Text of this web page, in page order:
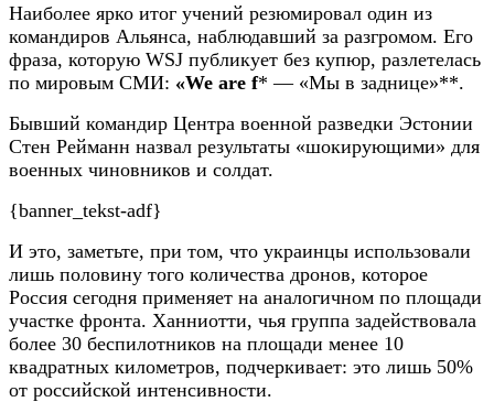
Наиболее ярко итог учений резюмировал один из
командиров Альянса, наблюдавший за разгромом. Его
фраза, которую WSJ публикует без купюр, разлетелась
по мировым СМИ: «We are f* — «Мы в заднице»**.
Бывший командир Центра военной разведки Эстонии
Стен Рейманн назвал результаты «шокирующими» для
военных чиновников и солдат.
{banner_tekst-adf}
И это, заметьте, при том, что украинцы использовали
лишь половину того количества дронов, которое
Россия сегодня применяет на аналогичном по площади
участке фронта. Ханниотти, чья группа задействовала
более 30 беспилотников на площади менее 10
квадратных километров, подчеркивает: это лишь 50%
от российской интенсивности.